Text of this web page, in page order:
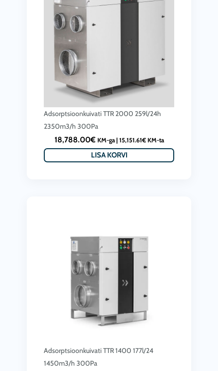
Adsorptsioonkuivati ​​TTR 2000 259l/24h
2350m3/h 300Pa
18,788.00€ KM-ga | 15,151.61€KM-ta
LISA KORVI
Adsorptsioonkuivati ​​TTR 1400 177l/24
1450m3/h 300Pa